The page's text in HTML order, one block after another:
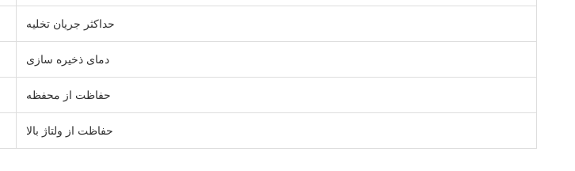
حداکثر جریان تخلیه
دمای ذخیره سازی
حفاظت از محفظه
حفاظت از ولتاژ بالا